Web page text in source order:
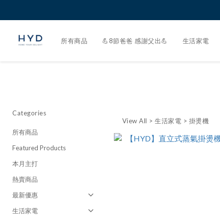
所有商品 💪8節爸爸 感謝父出💪 生活家電
Categories
所有商品
Featured Products
本月主打
熱賣商品
最新優惠
生活家電
View All >生活家電 > 掛燙機